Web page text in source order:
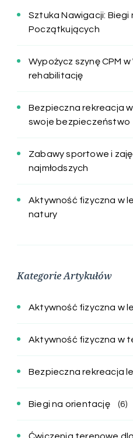
Sztuka Nawigacji: Biegi
Początkujących
Wypożycz szynę CPM
rehabilitację
Bezpieczna rekreacja
swoje bezpieczeństwo
Zabawy sportowe i
najmłodszych
Aktywność fizyczna w
natury
Kategorie Artykułów
Aktywność fizyczna w
Aktywność fizyczna w
Bezpieczna rekreacja
Biegi na orientację (6)